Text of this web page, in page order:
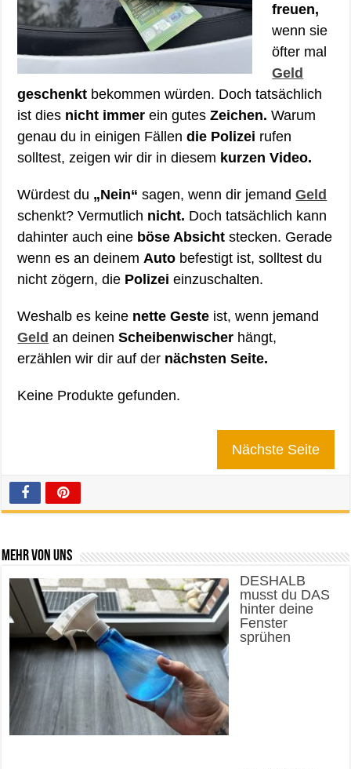
freuen,
wenn sie
öfter mal
Geld
geschenkt bekommen würden. Doch tatsächlich
ist dies nicht immer ein gutesZeichen. Warum
genau du in einigen Fällendie Polizei rufen
solltest, zeigen wir dir in diesem kurzen Video.
Würdest du „Nein“ sagen, wenn dir jemandGeld
schenkt? Vermutlich nicht. Doch tatsächlich kann
dahinter auch eine böse Absicht stecken. Gerade
wenn es an deinem Auto befestigt ist, solltest du
nicht zögern, die Polizei einzuschalten.
Weshalb es keine nette Geste ist, wenn jemand
Geld an deinenScheibenwischer hängt,
erzählen wir dir auf der nächsten Seite.
Keine Produkte gefunden.
Nächste Seite
Mehr von uns
DESHALB
musst du DAS
hinter deine
Fenster
sprühen